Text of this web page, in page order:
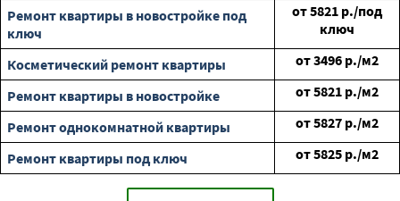
Ремонт квартиры в новостройке под
ключ
от5821 р./под
ключ
Косметический ремонт квартиры
от3496 р./м2
Ремонт квартиры в новостройке
от5821 р./м2
Ремонт однокомнатной квартиры
от5827 р./м2
Ремонт квартиры под ключ
от5825 р./м2